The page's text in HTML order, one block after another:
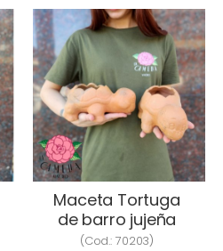
Maceta Tortuga
de barro jujeña
(Cod.: 70203)